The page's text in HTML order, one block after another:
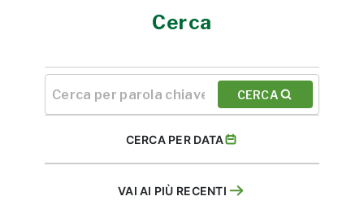
Cerca
CERCA
CERCA PER DATA
VAI AI PIÙ RECENTI